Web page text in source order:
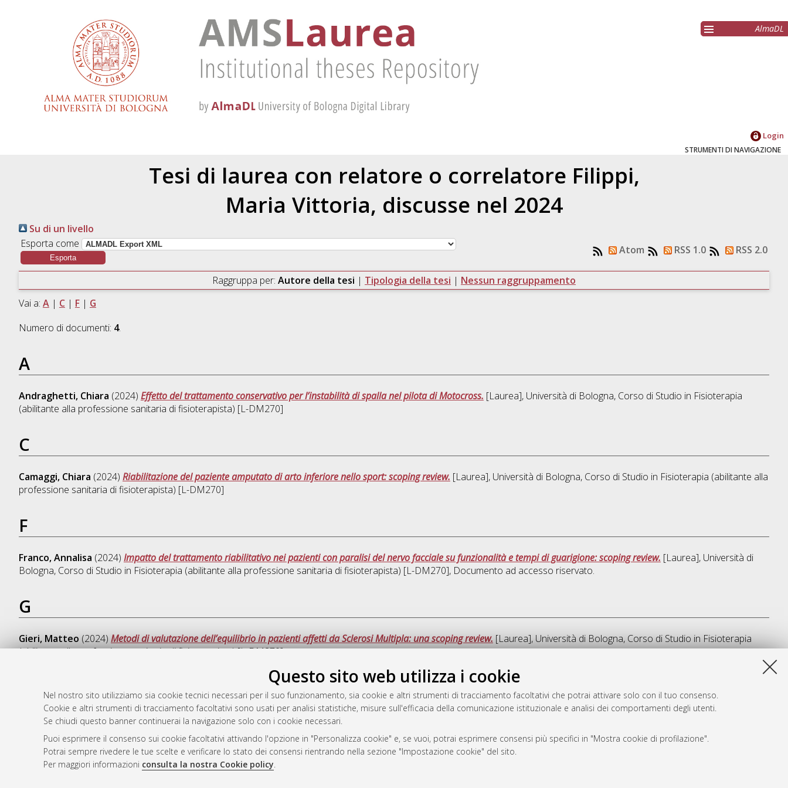
Questo sito web utilizza i cookie
Nel nostro sito utilizziamo sia cookie tecnici necessari per il suo funzionamento, sia cookie e altri strumenti di tracciamento facoltativi che potrai attivare solo con il tuo consenso.
Cookie e altri strumenti di tracciamento facoltativi sono usati per analisi statistiche, misure sull'efficacia della comunicazione istituzionale e analisi dei comportamenti degli utenti.
Se chiudi questo banner continuerai la navigazione solo con i cookie necessari.
Puoi esprimere il consenso sui cookie facoltativi attivando l'opzione in "Personalizza cookie" e, se vuoi, potrai esprimere consensi più specifici in "Mostra cookie di profilazione".
Potrai sempre rivedere le tue scelte e verificare lo stato dei consensi rientrando nella sezione "Impostazione cookie" del sito.
Per maggiori informazioni consulta la nostra Cookie policy.
AlmaDL
Login
STRUMENTI DI NAVIGAZIONE
Tesi di laurea con relatore o correlatore Filippi,
Maria Vittoria, discusse nel 2024
Su di un livello
Esporta come
Atom RSS 1.0 RSS 2.0
Raggruppa per: Autore della tesi | Tipologia della tesi | Nessun raggruppamento
Vai a: A| C| F| G
Numero di documenti: 4.
A
Andraghetti, Chiara (2024) Effetto del trattamento conservativo per l’instabilità di spalla nel pilota di Motocross. [Laurea], Università di Bologna, Corso di Studio in Fisioterapia
(abilitante alla professione sanitaria di fisioterapista) [L-DM270]
C
Camaggi, Chiara (2024) Riabilitazione del paziente amputato di arto inferiore nello sport: scoping review. [Laurea], Università di Bologna, Corso di Studio in Fisioterapia (abilitante alla
professione sanitaria di fisioterapista) [L-DM270]
F
Franco, Annalisa (2024) Impatto del trattamento riabilitativo nei pazienti con paralisi del nervo facciale su funzionalità e tempi di guarigione: scoping review. [Laurea], Università di
Bologna, Corso di Studio in Fisioterapia (abilitante alla professione sanitaria di fisioterapista) [L-DM270], Documento ad accesso riservato.
G
Gieri, Matteo (2024) Metodi di valutazione dell’equilibrio in pazienti affetti da Sclerosi Multipla: una scoping review. [Laurea], Università di Bologna, Corso di Studio in Fisioterapia
(abilitante alla professione sanitaria di fisioterapista) [L-DM270]
Questa lista e' stata generata il
Rss 1.0
Rss 2.0
AMS Laurea
Servizio implementato e gestito da
Impostazioni Cookie
Informativa sulla privacy
Condizioni d’uso del sito